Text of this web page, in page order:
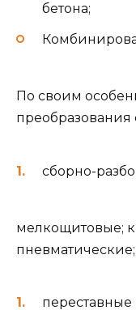
бетона;
По своим
преобразования
сборно-
мелкощитовые;
пневматические;
переставные